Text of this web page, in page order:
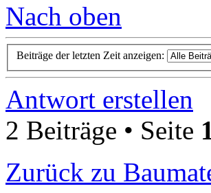
Nach oben
Beiträge der letzten Zeit anzeigen:
Antwort erstellen
2 Beiträge • Seite
Zurück zu